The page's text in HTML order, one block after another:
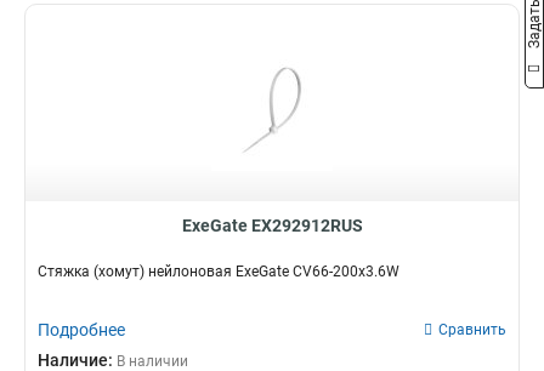
ExeGate EX292912RUS
Стяжка (хомут) нейлоновая ExeGate CV66-200x3.6W
Подробнее Сравнить
Наличие: В наличии